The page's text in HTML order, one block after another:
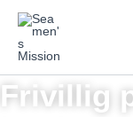
content
Frivillig